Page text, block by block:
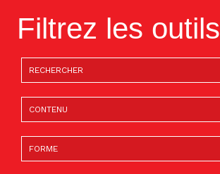
Filtrez les outils